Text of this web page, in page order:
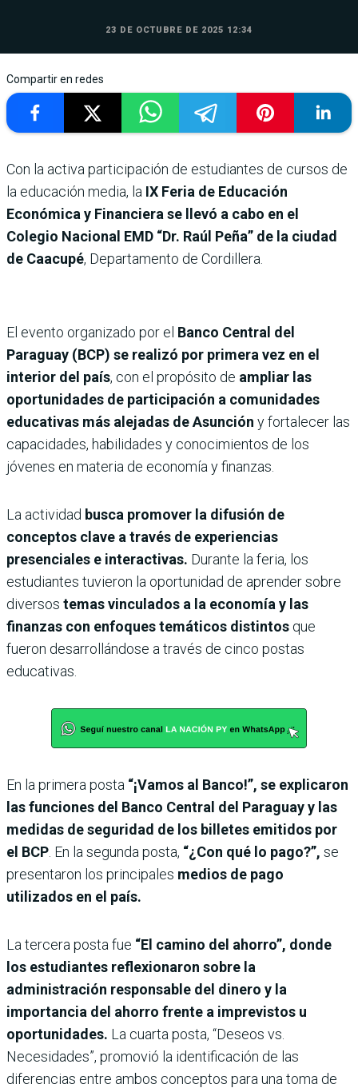
23 DE OCTUBRE DE 2025 12:34
Compartir en redes
Con la activa participación de estudiantes de cursos de
la educación media, la IX Feria de Educación
Económica y Financiera se llevó a cabo en el
Colegio Nacional EMD “Dr. Raúl Peña” de la ciudad
de Caacupé, Departamento de Cordillera.
El evento organizado por el Banco Central del
Paraguay (BCP) se realizó por primera vez en el
interior del país, con el propósito de ampliar las
oportunidades de participación a comunidades
educativas más alejadas de Asunción y fortalecer las
capacidades, habilidades y conocimientos de los
jóvenes en materia de economía y finanzas.
La actividad busca promover la difusión de
conceptos clave a través de experiencias
presenciales e interactivas. Durante la feria, los
estudiantes tuvieron la oportunidad de aprender sobre
diversos temas vinculados a la economía y las
finanzas con enfoques temáticos distintos que
fueron desarrollándose a través de cinco postas
educativas.
En la primera posta “¡Vamos al Banco!”, se explicaron
las funciones del Banco Central del Paraguay y las
medidas de seguridad de los billetes emitidos por
el BCP . En la segunda posta, “¿Con qué lo pago?”, se
presentaron los principales medios de pago
utilizados en el país.
La tercera posta fue “El camino del ahorro”, donde
los estudiantes reflexionaron sobre la
administración responsable del dinero y la
importancia del ahorro frente a imprevistos u
oportunidades. La cuarta posta, “Deseos vs.
Necesidades”, promovió la identificación de las
diferencias entre ambos conceptos para una toma de